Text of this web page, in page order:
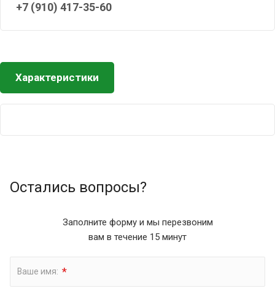
+7 (910) 417-35-60
Характеристики
Остались вопросы?
Заполните форму и мы перезвоним
вам в течение 15 минут
Ваше имя: *